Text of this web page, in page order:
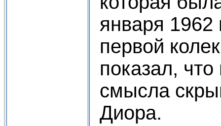
января 1962
первой
показал,
смысла
Диора.